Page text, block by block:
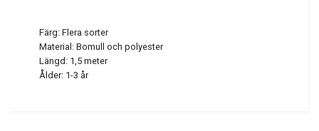
Färg: Flera sorter
Material: Bomull och polyester
Längd: 1,5 meter
Ålder: 1-3 år